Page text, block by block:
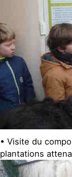
• Visite du
plantations